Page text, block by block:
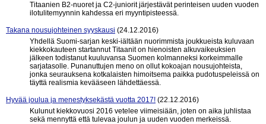
Titaanien B2-nuoret ja C2-juniorit järjestävät perinteisen uuden vuoden
ilotulitemyynnin kahdessa eri myyntipisteessä.
Takana nousujohteinen syyskausi (24.12.2016)
Yhdellä Suomi-sarjan keski-iältään nuorimmista joukkueista kuluvaan
kiekkokauteen startannut Titaanit on hienoisten alkuvaikeuksien
jälkeen todistanut kuuluvansa Suomen kolmanneksi korkeimmalle
sarjatasolle. Punanuttujen meno on ollut kokoajan nousujohteista,
jonka seurauksena kotkalaisten himoitsema paikka pudotuspeleissä on
täyttä realismia kevääseen lähdettäessä.
Hyvää joulua ja menestyksekästä vuotta 2017! (22.12.2016)
Kulunut kiekkovuosi 2016 vetelee viimeisiään, joten on aika juhlistaa
sekä mennyttä että tulevaa joulun ja uuden vuoden merkeissä.